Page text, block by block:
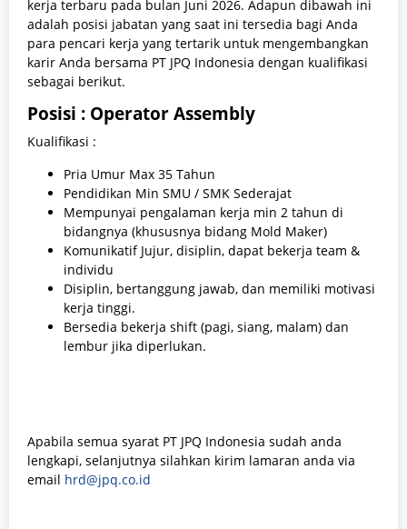
kerja terbaru pada bulan Juni 2026. Adapun dibawah ini
adalah posisi jabatan yang saat ini tersedia bagi Anda
para pencari kerja yang tertarik untuk mengembangkan
karir Anda bersama PT JPQ Indonesia dengan kualifikasi
sebagai berikut.
Posisi : Operator Assembly
Kualifikasi :
Pria Umur Max 35 Tahun
Pendidikan Min SMU / SMK Sederajat
Mempunyai pengalaman kerja min 2 tahun di
bidangnya (khususnya bidang Mold Maker)
Komunikatif Jujur, disiplin, dapat bekerja team &
individu
Disiplin, bertanggung jawab, dan memiliki motivasi
kerja tinggi.
Bersedia bekerja shift (pagi, siang, malam) dan
lembur jika diperlukan.
Apabila semua syarat PT JPQ Indonesia sudah anda
lengkapi, selanjutnya silahkan kirim lamaran anda via
email hrd@jpq.co.id